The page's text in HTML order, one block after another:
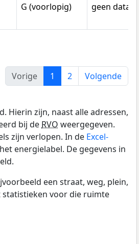
G (voorlopig) geen data
Vorige
1 2 Volgende
Hierin zijn, naast alle adressen,
bij de RVO weergegeven.
zijn verlopen. In de Excel-
energielabel. De gegevens in
een straat, weg, plein,
statistieken voor die ruimte